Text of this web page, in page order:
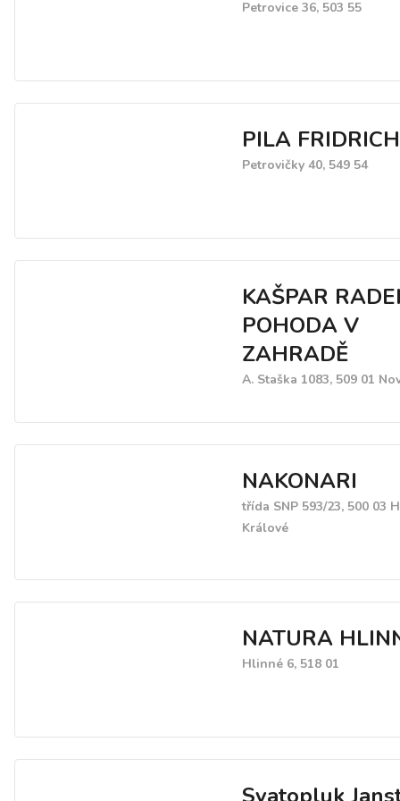
Petrovice 36, 503 55
PILA FRIDRICH
Petrovičky 40, 549 54
KAŠPAR
POHODA V
ZAHRADĚ
A. Staška 1083, 509 01
NAKONARI
třída SNP 593/23, 500 03
Králové
NATURA
Hlinné 6, 518 01